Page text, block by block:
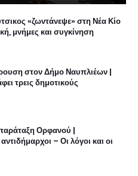
«ζωντάνεψε» στη Νέα Κίο
μνήμες και συγκίνηση
στον Δήμο Ναυπλιέων |
τρεις δημοτικούς
Ορφανού |
– Οι λόγοι και οι